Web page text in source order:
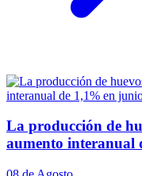
La producción de
aumento interanual